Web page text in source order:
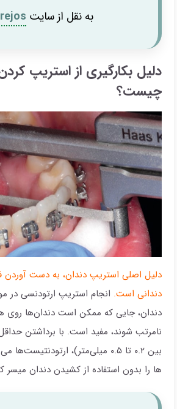
به نقل از سایت
دلیل بکارگیری از استریپ
چیست؟
دلیل اصلی استریپ دندان، به دست
دندانی است. انجام استریپ ارتودنسی در
دندان، جایی که ممکن است دندان‌ها روی هم
نامرتب شوند، مفید است. با برداشتن
بین ۰.۲ تا ۰.۵ میلی‌متر)،
ها را بدون استفاده از کشیدن دندان میسر